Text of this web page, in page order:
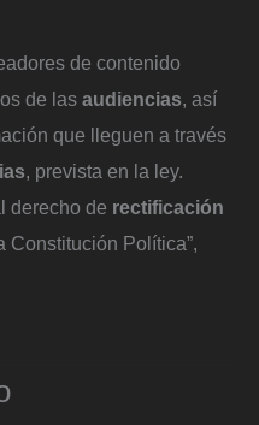
de contenido
de las audiencias, así
que lleguen a través
, prevista en la ley.
derecho de rectificación
Constitución Política”,